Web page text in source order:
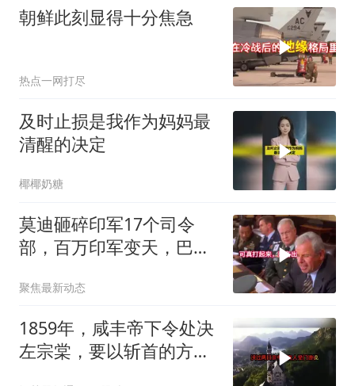
朝鲜此刻显得十分焦急
热点一网打尽
及时止损是我作为妈妈最
清醒的决定
椰椰奶糖
莫迪砸碎印军17个司令
部，百万印军变天，巴铁
聚焦最新动态
1859年，咸丰帝下令处决
左宗棠，要以斩首的方式